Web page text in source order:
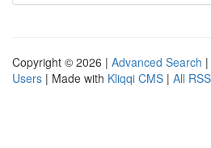
Copyright © 2026 | Advanced Search |
Users | Made with Kliqqi CMS | All